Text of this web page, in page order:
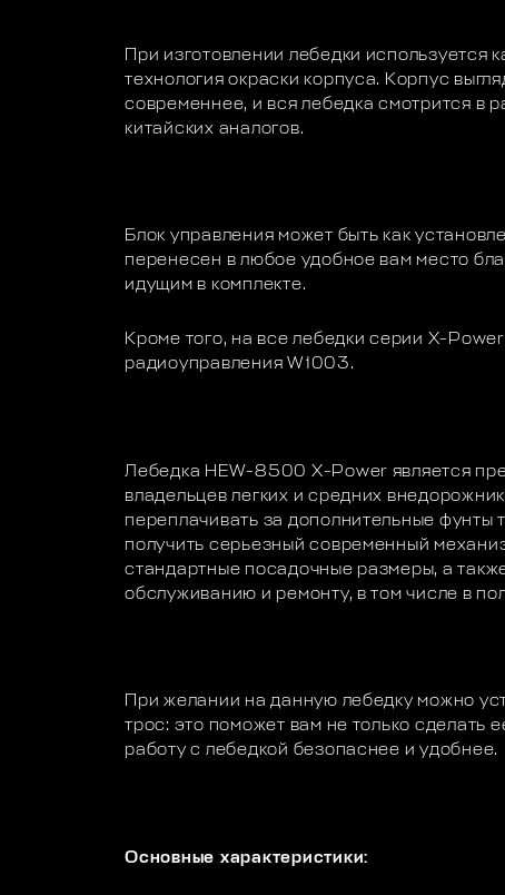
При изготовлении лебедки используется
технология окраски корпуса. Корпус
современнее, и вся лебедка смотрится в
китайских аналогов.
Блок управления может быть как
перенесен в любое удобное вам место
идущим в комплекте.
Кроме того, на все лебедки серии X-
радиоуправления W1003.
Лебедка HEW-8500 X-Power является
владельцев легких и средних
переплачивать за дополнительные фунты
получить серьезный современный
стандартные посадочные размеры, а
обслуживанию и ремонту, в том числе в
При желании на данную лебедку можно
трос: это поможет вам не только сделать
работу с лебедкой безопаснее и удобнее.
Основные характеристики: